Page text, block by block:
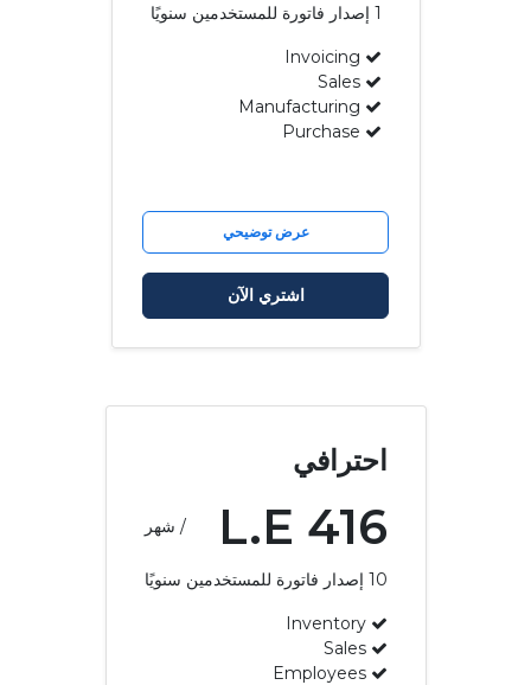
1 إصدار فاتورة للمستخدمين سنويًا
Invoicing
Sales
Manufacturing
Purchase
عرض توضيحي
اشتري الآن
احترافي
416
L.E / شهر
10 إصدار فاتورة للمستخدمين سنويًا
Inventory
Sales
Employees